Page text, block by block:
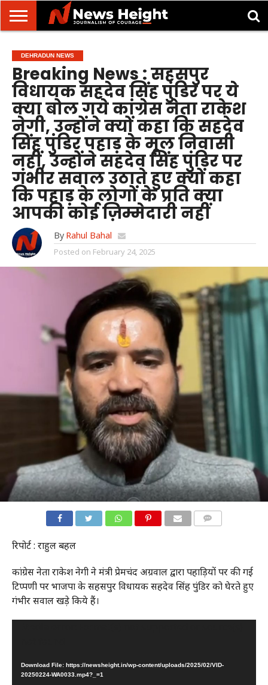
मसूरी
उत्तराखंड
उत्तरप्रदेश
राष्ट्रीय
अंतरराष्ट्रीय
क्राइम/
दुर्घटना
खेल/
मनोरंजन
ज्योतिष
शिक्षा
स्वास्थ्य
DEHRADUN NEWS
Breaking News : सहसपुर
विधायक सहदेव सिंह पुंडिर पर ये
क्या बोल गये कांग्रेस नेता राकेश
नेगी, उन्होंने क्यों कहा कि सहदेव
सिंह पुंडिर पहाड़ के मूल निवासी
नहीं, उन्होंने सहदेव सिंह पुंडिर पर
गंभीर सवाल उठाते हुए क्यों कहा
कि पहाड़ के लोगों के प्रति क्या
आपकी कोई ज़िम्मेदारी नहीं
By Rahul Bahal
Posted on February 24, 2025
रिपोर्ट : राहुल बहल
कांग्रेस नेता राकेश नेगी ने मंत्री प्रेमचंद अग्रवाल द्वारा पहाड़ियों पर की गई
टिप्पणी पर भाजपा के सहसपुर विधायक सहदेव सिंह पुंडिर को घेरते हुए
गंभीर सवाल खड़े किये हैं।
Video
Download File: https://newsheight.in/wp-content/uploads/2025/02/VID-
20250224-WA0033.mp4?_=1